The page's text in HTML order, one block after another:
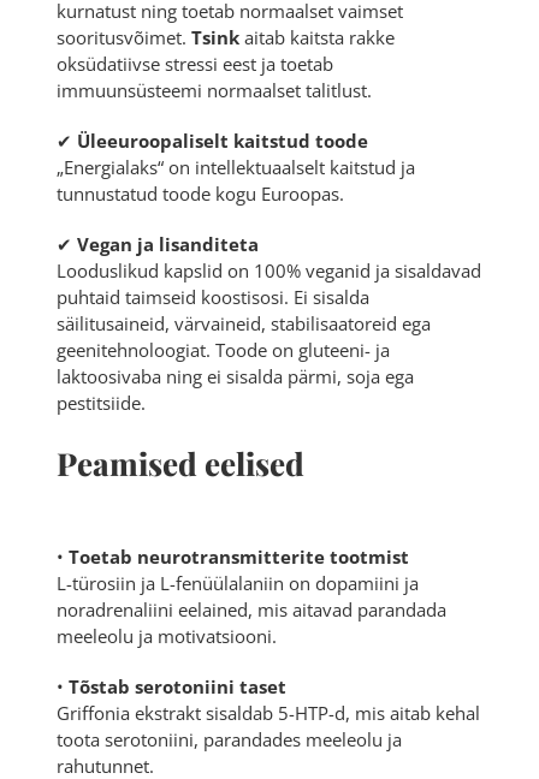
kurnatust ning toetab normaalset vaimset
sooritusvõimet. Tsinkaitab kaitsta rakke
oksüdatiivse stressi eest ja toetab
immuunsüsteemi normaalset talitlust.
✔ Üleeuroopaliselt kaitstud toode
„Energialaks“ on intellektuaalselt kaitstud ja
tunnustatud toode kogu Euroopas.
✔ Vegan ja lisanditeta
Looduslikud kapslid on 100% veganid ja sisaldavad
puhtaid taimseid koostisosi. Ei sisalda
säilitusaineid, värvaineid, stabilisaatoreid ega
geenitehnoloogiat. Toode on gluteeni- ja
laktoosivaba ning ei sisalda pärmi, soja ega
pestitsiide.
Peamised eelised
• Toetab neurotransmitterite tootmist
L-türosiin ja L-fenüülalaniin on dopamiini ja
noradrenaliini eelained, mis aitavad parandada
meeleolu ja motivatsiooni.
• Tõstab serotoniini taset
Griffonia ekstrakt sisaldab 5-HTP-d, mis aitab kehal
toota serotoniini, parandades meeleolu ja
rahutunnet.